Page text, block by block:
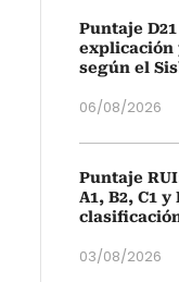
Puntaje
explicación
según el
06/08/2026
Puntaje
A1, B2, C1
03/08/2026